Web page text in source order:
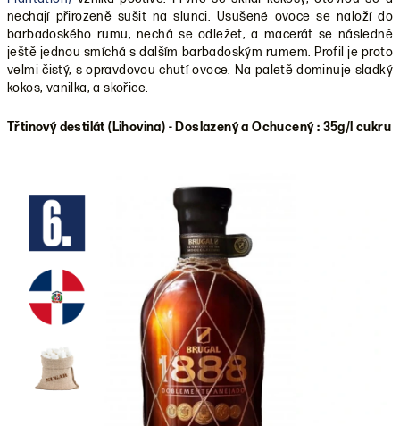
nechají přirozeně sušit na slunci. Usušené ovoce se naloží do
barbadoského rumu, nechá se odležet, a macerát se následně
ještě jednou smíchá s dalším barbadoským rumem. Profil je proto
velmi čistý, s opravdovou chutí ovoce. Na paletě dominuje sladký
kokos, vanilka, a skořice.
Třtinový destilát (Lihovina) - Doslazený a Ochucený : 35g/l cukru